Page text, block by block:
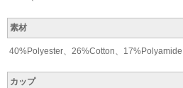
素材
40%Polyester、26%Cotton、
カップ